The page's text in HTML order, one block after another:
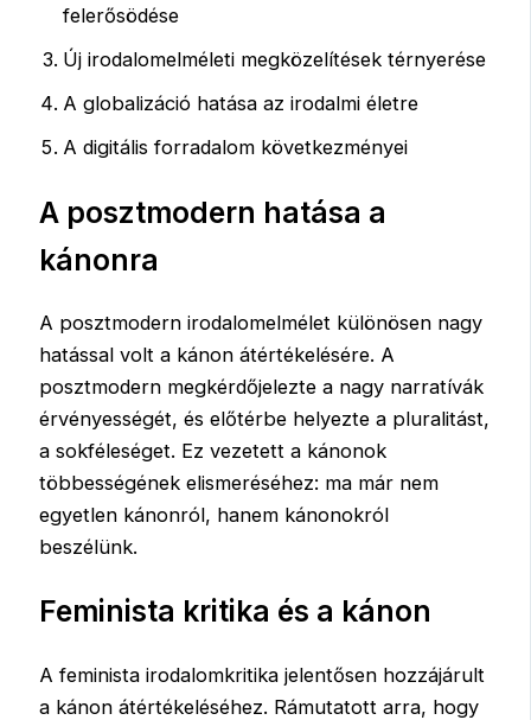
felerősödése
Új irodalomelméleti megközelítések térnyerése
A globalizáció hatása az irodalmi életre
A digitális forradalom következményei
A posztmodern hatása a
kánonra
A posztmodern irodalomelmélet különösen nagy
hatással volt a kánon átértékelésére. A
posztmodern megkérdőjelezte a nagy narratívák
érvényességét, és előtérbe helyezte a pluralitást,
a sokféleséget. Ez vezetett a kánonok
többességének elismeréséhez: ma már nem
egyetlen kánonról, hanem kánonokról
beszélünk.
Feminista kritika és a kánon
A feminista irodalomkritika jelentősen hozzájárult
a kánon átértékeléséhez. Rámutatott arra, hogy